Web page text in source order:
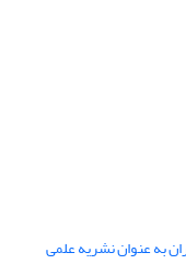
به عنوان نشریه علمی